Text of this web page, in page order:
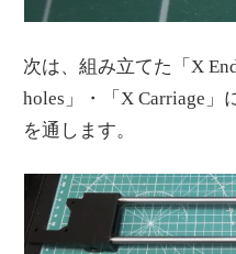
次は、組み立てた「X
holes」・「X Carriage」
を通します。